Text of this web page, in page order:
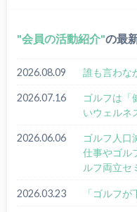
会員の活動紹介 の最
2026.08.09 誰も⾔わな
2026.07.16
ゴルフは「
いウェルネ
2026.06.06
ゴルフ人口
仕事やゴル
ルフ両立セ
2026.03.23 「ゴルフ